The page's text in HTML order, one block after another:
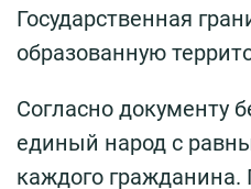
Государственная
образованную
Согласно документу
единый народ с
каждого гражданина.